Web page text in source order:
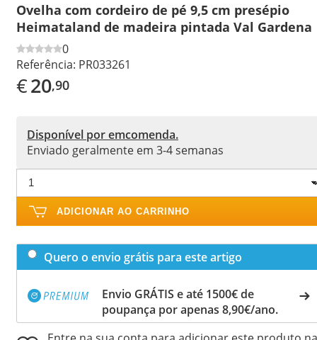
Ovelha com cordeiro de pé 9,5 cm presépio
Heimataland de madeira pintada Val Gardena
0
Referência: PR033261
€20,90
Disponível por emcomenda.
Enviado geralmente em 3-4 semanas
ADICIONAR AO CARRINHO
Quero o envio grátis para este artigo
Envio GRÁTIS e até 1500€ de
poupança por apenas 8,90€/ano.